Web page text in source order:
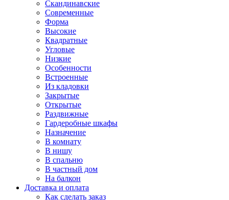
Скандинавские
Современные
Форма
Высокие
Квадратные
Угловые
Низкие
Особенности
Встроенные
Из кладовки
Закрытые
Открытые
Раздвижные
Гардеробные шкафы
Назначение
В комнату
В нишу
В спальню
В частный дом
На балкон
Доставка и оплата
Как сделать заказ